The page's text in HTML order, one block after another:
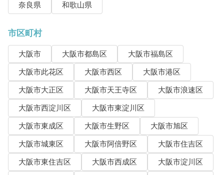
奈良県
和歌山県
市区町村
大阪市 大阪市都島区
大阪市福島区
大阪市此花区
大阪市西区
大阪市港区
大阪市大正区
大阪市天王寺区
大阪市浪速区
大阪市西淀川区
大阪市東淀川区
大阪市東成区
大阪市生野区
大阪市旭区
大阪市城東区
大阪市阿倍野区
大阪市住吉区
大阪市東住吉区
大阪市西成区
大阪市淀川区